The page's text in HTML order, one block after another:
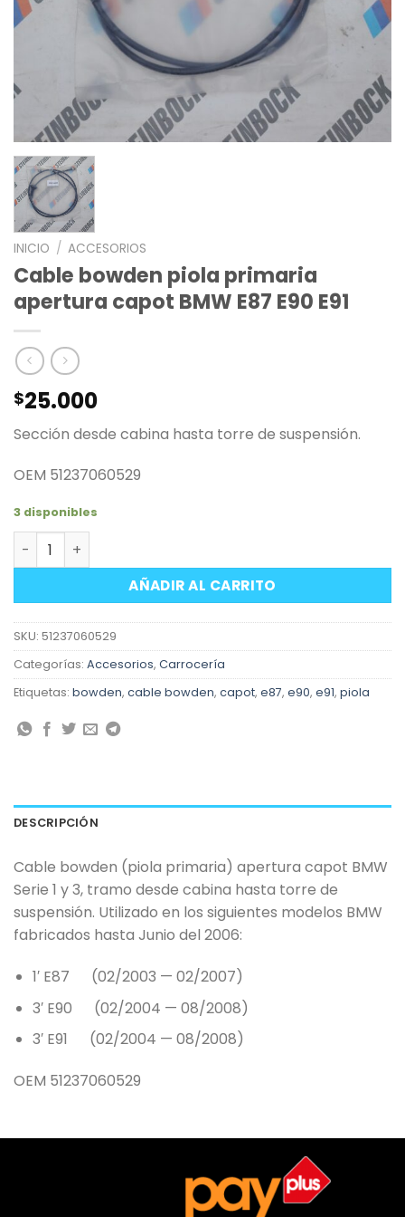
INICIO / ACCESORIOS
Cable bowden piola primaria
apertura capot BMW E87 E90 E91
$25.000
Sección desde cabina hasta torre de suspensión.
OEM 51237060529
3 disponibles
Cable bowden piola primaria apertura capot BMW E87
AÑADIR AL CARRITO
SKU: 51237060529
Categorías: Accesorios, Carrocería
Etiquetas: bowden, cable bowden, capot, e87, e90, e91, piola
DESCRIPCIÓN
Cable bowden (piola primaria) apertura capot BMW
Serie 1 y 3, tramo desde cabina hasta torre de
suspensión. Utilizado en los siguientes modelos BMW
fabricados hasta Junio del 2006:
1′ E87 (02/2003 — 02/2007)
3′ E90 (02/2004 — 08/2008)
3′ E91 (02/2004 — 08/2008)
OEM 51237060529